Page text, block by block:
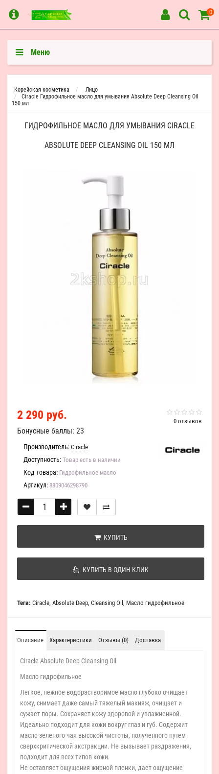
0
Меню
Корейская косметика
Лицо
Ciracle Гидрофильное масло для умывания Absolute Deep Cleansing Oil
150 мл
ГИДРОФИЛЬНОЕ МАСЛО ДЛЯ УМЫВАНИЯ CIRACLE
ABSOLUTE DEEP CLEANSING OIL 150 МЛ
0 отзывов
2 290 руб.
Бонусные баллы: 23
Производитель: Ciracle
Доступность: Товар есть в наличии
Код товара: Гидрофильное масло
Артикул: 8809046298790
КУПИТЬ
КУПИТЬ В ОДИН КЛИК
Теги: Ciracle, Absolute Deep, Cleansing Oil , Масло гидрофильное
Описание Характеристики Отзывы (0) Доставка
Ciracle Absolute Deep Cleansing Oil
Масло гидрофильное
Легкое, нежное водорастворимое масло глубоко очищает
кожу, снимает даже самый тяжелый макияж, очищает и
сужает поры. Сохраняет кожу здоровой и увлажненной.
Идеально подходит для кожи вокруг глаз и губ. Содержит
масло зеленого чая высокой чистоты, полученного путем
сверхкритической экстракции. Не вызывает раздражения,
подходит для всех типов кожи.
Не оставляет ощущения жирной пленки, дает ощущение